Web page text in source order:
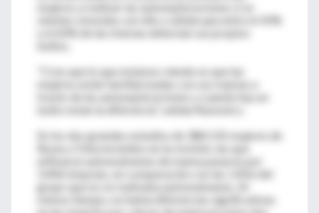
sienten cómodas con ello y señala que entre el 50%
"Creo que lo que estamos viendo es que las
través de las autoexploraciones y cuando hay un
En los dos grandes estudios de 388.535 mujeres de
utilizaron autoexámenes de mama pasaron por
3.406 biopsias, en comparación con las 1.856 del
mismo tiempo, no había diferencias significativas